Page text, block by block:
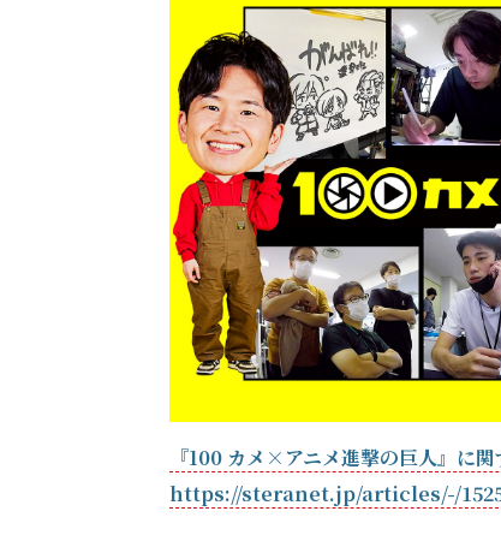
『100 カメ×アニメ進撃の巨人』に関
https://steranet.jp/articles/-/